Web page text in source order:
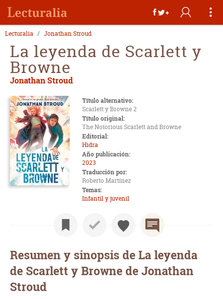
Lecturalia Jonathan Stroud
La leyenda de Scarlett y
Browne
Jonathan Stroud
Título alternativo:
Scarlett y Browne 2
Título original:
The Notorious Scarlett and Browne
Editorial:
Hidra
Año publicación:
2023
Traducción por:
Roberto Martínez
Temas:
Infantil y juvenil
Resumen y sinopsis de La leyenda
de Scarlett y Browne de Jonathan
Stroud